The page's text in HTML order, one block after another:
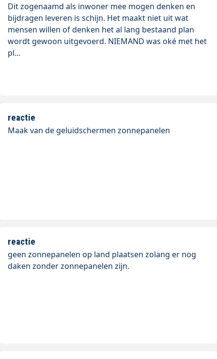
Dit zogenaamd als inwoner mee mogen denken en
bijdragen leveren is schijn. Het maakt niet uit wat
mensen willen of denken het al lang bestaand plan
wordt gewoon uitgevoerd. NIEMAND was oké met het
pl...
reactie
Maak van de geluidschermen zonnepanelen
reactie
geen zonnepanelen op land plaatsen zolang er nog
daken zonder zonnepanelen zijn.